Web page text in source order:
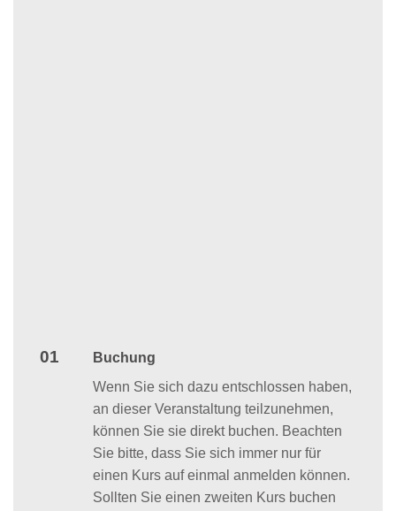
01
Buchung
Wenn Sie sich dazu entschlossen haben,
an dieser Veranstaltung teilzunehmen,
können Sie sie direkt buchen. Beachten
Sie bitte, dass Sie sich immer nur für
einen Kurs auf einmal anmelden können.
Sollten Sie einen zweiten Kurs buchen